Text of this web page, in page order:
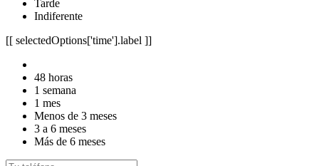
Tarde
Indiferente
[[ selectedOptions['time'].label ]]
48 horas
1 semana
1 mes
Menos de 3 meses
3 a 6 meses
Más de 6 meses